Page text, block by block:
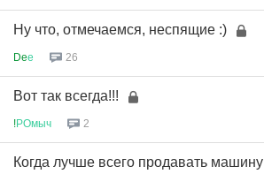
Ну что, отмечаемся, неспящие :)
Deе 26
Вот так всегда!!!
!РОмыч 2
Когда лучше всего продавать машину